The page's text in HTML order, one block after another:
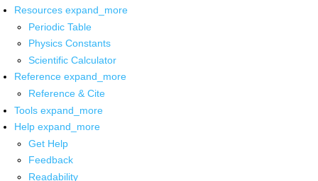
Resources expand_more
Periodic Table
Physics Constants
Scientific Calculator
Reference expand_more
Reference & Cite
Tools expand_more
Help expand_more
Get Help
Feedback
Readability